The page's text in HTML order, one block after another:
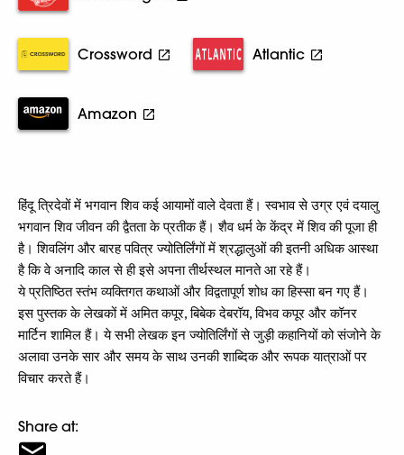
Crossword Atlantic
Amazon
हिंदू त्रिदेवों में भगवान शिव कई आयामों वाले देवता हैं। स्वभाव से उग्र एवं दयालु
भगवान शिव जीवन की द्वैतता के प्रतीक हैं। शैव धर्म के केंद्र में शिव की पूजा ही
है। शिवलिंग और बारह पवित्र ज्योतिर्लिंगों में श्रद्धालुओं की इतनी अधिक आस्था
है कि वे अनादि काल से ही इसे अपना तीर्थस्थल मानते आ रहे हैं।
ये प्रतिष्ठित स्तंभ व्यक्तिगत कथाओं और विद्वतापूर्ण शोध का हिस्सा बन गए हैं।
इस पुस्तक के लेखकों में अमित कपूर, बिबेक देबरॉय, विभव कपूर और कॉनर
मार्टिन शामिल हैं। ये सभी लेखक इन ज्योतिर्लिंगों से जुड़ी कहानियों को संजोने के
अलावा उनके सार और समय के साथ उनकी शाब्दिक और रूपक यात्राओं पर
विचार करते हैं।
Share at: